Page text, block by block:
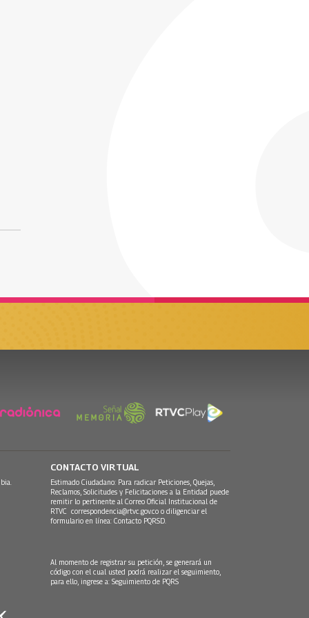
CONTACTO VIRTUAL
Estimado Ciudadano: Para radicar Peticiones, Quejas,
Reclamos, Solicitudes y Felicitaciones a la Entidad puede
remitir lo pertinente al Correo Oficial Institucional de
RTVC correspondencia@rtvc.gov.co o diligenciar el
formulario en línea: Contacto PQRSD.
Al momento de registrar su petición, se generará un
código con el cual usted podrá realizar el seguimiento,
para ello, ingrese a: Seguimiento de PQRS